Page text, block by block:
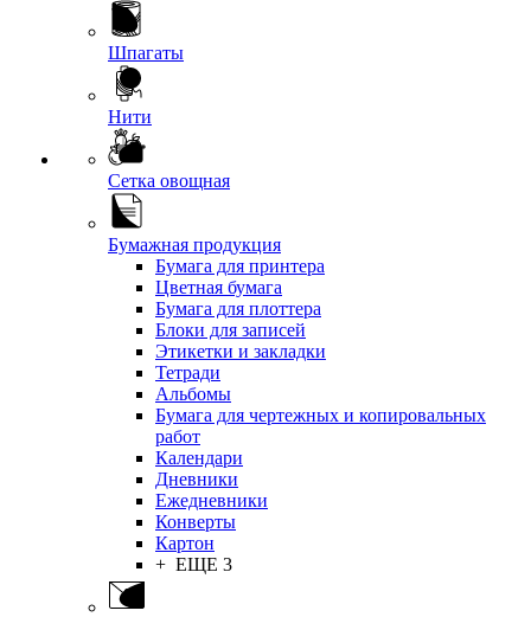
Шпагаты
Нити
Сетка овощная
Бумажная продукция
Бумага для принтера
Цветная бумага
Бумага для плоттера
Блоки для записей
Этикетки и закладки
Тетради
Альбомы
Бумага для чертежных и копировальных
работ
Календари
Дневники
Ежедневники
Конверты
Картон
+ ЕЩЕ 3